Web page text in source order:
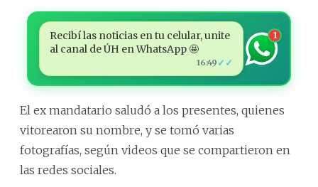
Recibí las noticias en tu celular, unite
al canal de ÚH en WhatsApp 🤩
16:49 ✓✓
1
El ex mandatario saludó a los presentes, quienes
vitorearon su nombre, y se tomó varias
fotografías, según videos que se compartieron en
las redes sociales.